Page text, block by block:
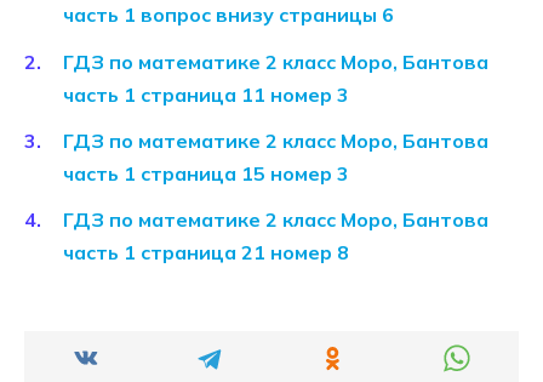
часть 1 вопрос внизу страницы 6
ГДЗ по математике 2 класс Моро, Бантова
часть 1 страница 11 номер 3
ГДЗ по математике 2 класс Моро, Бантова
часть 1 страница 15 номер 3
ГДЗ по математике 2 класс Моро, Бантова
часть 1 страница 21 номер 8